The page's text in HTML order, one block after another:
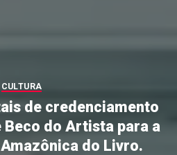
CULTURA
de credenciamento
do Artista para a
do Livro.